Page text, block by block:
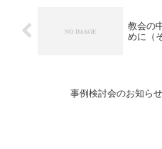
教会の
めに（
事例検討会のお知らせ